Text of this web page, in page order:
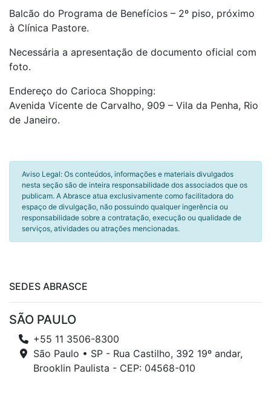
Balcão do Programa de Benefícios – 2º piso, próximo
à Clínica Pastore.
Necessária a apresentação de documento oficial com
foto.
Endereço do Carioca Shopping:
Avenida Vicente de Carvalho, 909 – Vila da Penha, Rio
de Janeiro.
Aviso Legal: Os conteúdos, informações e materiais divulgados
nesta seção são de inteira responsabilidade dos associados que os
publicam. A Abrasce atua exclusivamente como facilitadora do
espaço de divulgação, não possuindo qualquer ingerência ou
responsabilidade sobre a contratação, execução ou qualidade de
serviços, atividades ou atrações mencionadas.
SEDES ABRASCE
SÃO PAULO
+55 11 3506-8300
São Paulo • SP - Rua Castilho, 392 19º andar,
Brooklin Paulista - CEP: 04568-010